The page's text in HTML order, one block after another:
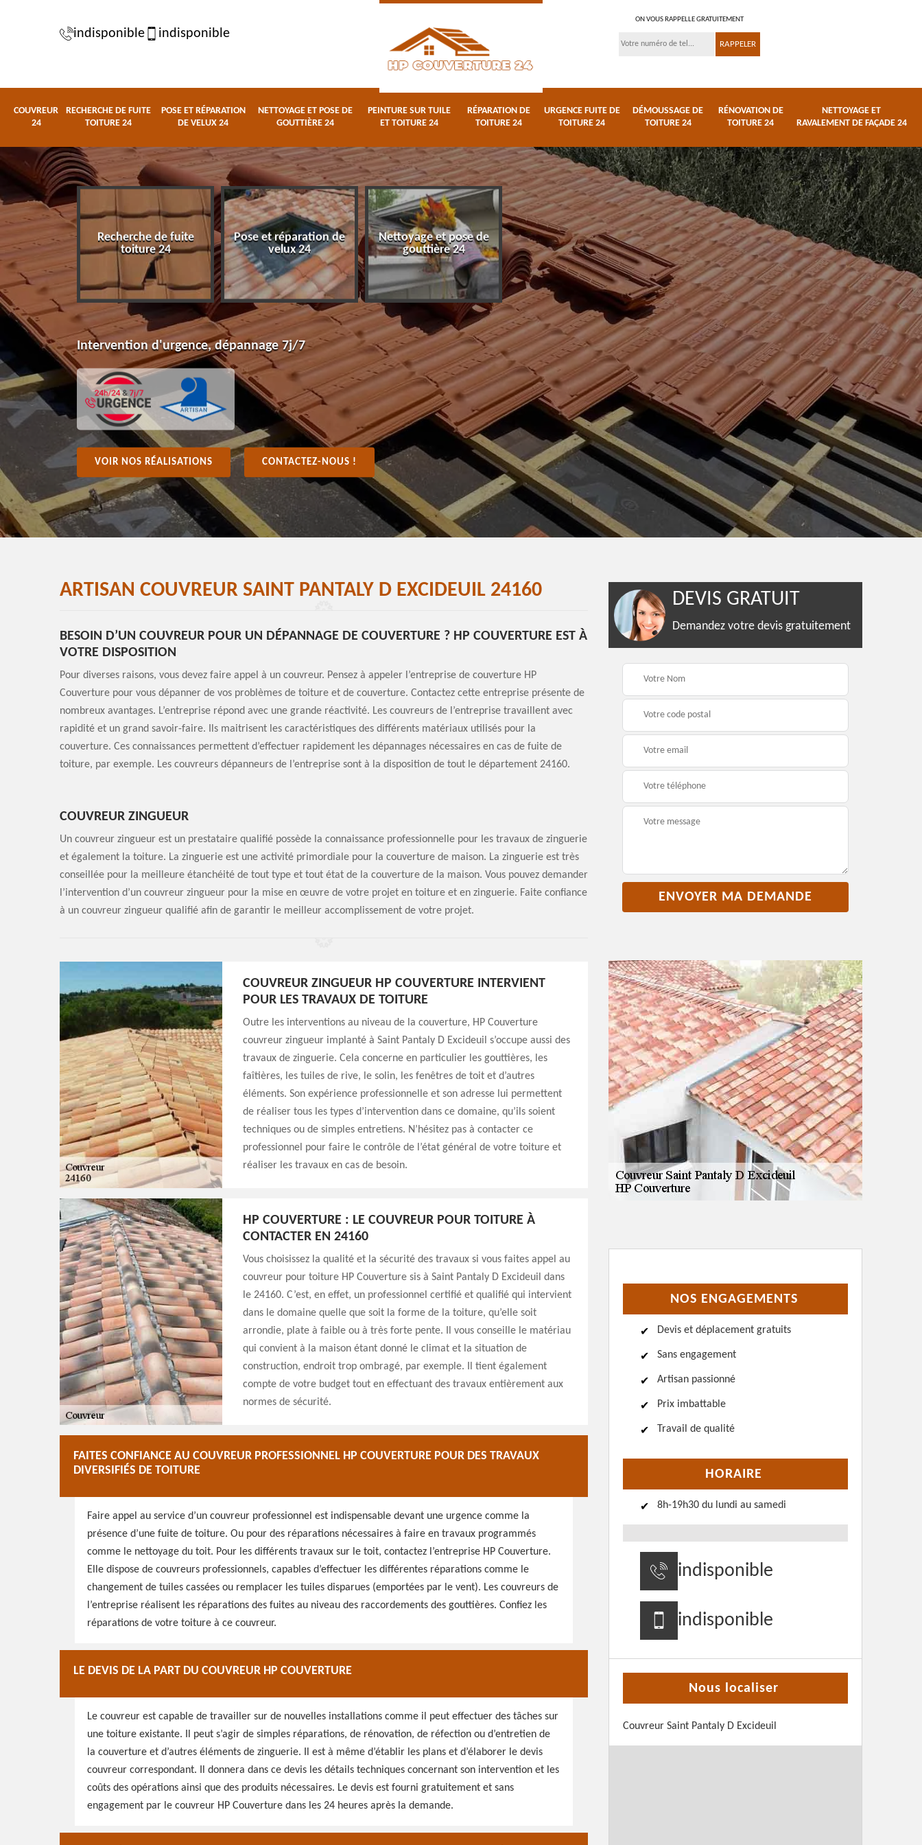
indisponible indisponible
ON VOUS RAPPELLE GRATUITEMENT
COUVREUR
24
RECHERCHE DE FUITE
TOITURE 24
POSE ET RÉPARATION
DE VELUX 24
NETTOYAGE ET POSE DE
GOUTTIÈRE 24
PEINTURE SUR TUILE
ET TOITURE 24
RÉPARATION DE
TOITURE 24
URGENCE FUITE DE
TOITURE 24
DÉMOUSSAGE DE
TOITURE 24
RÉNOVATION DE
TOITURE 24
NETTOYAGE ET
RAVALEMENT DE FAÇADE 24
24
Recherche de fuite
toiture 24
Pose et réparation de
velux 24
Nettoyage et pose de
gouttière 24
Peinture sur tuile et
toiture 24
Réparation de toiture
24
Urgence fuite de
toiture 24
Intervention d'urgence, dépannage 7j/7
VOIR NOS RÉALISATIONS CONTACTEZ-NOUS !
ARTISAN COUVREUR SAINT PANTALY D EXCIDEUIL 24160
BESOIN D’UN COUVREUR POUR UN DÉPANNAGE DE COUVERTURE ? HP COUVERTURE EST À
VOTRE DISPOSITION
Pour diverses raisons, vous devez faire appel à un couvreur. Pensez à appeler l’entreprise de couverture HP
Couverture pour vous dépanner de vos problèmes de toiture et de couverture. Contactez cette entreprise présente de
nombreux avantages. L’entreprise répond avec une grande réactivité. Les couvreurs de l’entreprise travaillent avec
rapidité et un grand savoir-faire. Ils maitrisent les caractéristiques des différents matériaux utilisés pour la
couverture. Ces connaissances permettent d’effectuer rapidement les dépannages nécessaires en cas de fuite de
toiture, par exemple. Les couvreurs dépanneurs de l’entreprise sont à la disposition de tout le département 24160.
COUVREUR ZINGUEUR
Un couvreur zingueur est un prestataire qualifié possède la connaissance professionnelle pour les travaux de zinguerie
et également la toiture. La zinguerie est une activité primordiale pour la couverture de maison. La zinguerie est très
conseillée pour la meilleure étanchéité de tout type et tout état de la couverture de la maison. Vous pouvez demander
l’intervention d’un couvreur zingueur pour la mise en œuvre de votre projet en toiture et en zinguerie. Faite confiance
à un couvreur zingueur qualifié afin de garantir le meilleur accomplissement de votre projet.
COUVREUR ZINGUEUR HP COUVERTURE INTERVIENT
POUR LES TRAVAUX DE TOITURE
Outre les interventions au niveau de la couverture, HP Couverture
couvreur zingueur implanté à Saint Pantaly D Excideuil s’occupe aussi des
travaux de zinguerie. Cela concerne en particulier les gouttières, les
faîtières, les tuiles de rive, le solin, les fenêtres de toit et d’autres
éléments. Son expérience professionnelle et son adresse lui permettent
de réaliser tous les types d’intervention dans ce domaine, qu’ils soient
techniques ou de simples entretiens. N’hésitez pas à contacter ce
professionnel pour faire le contrôle de l’état général de votre toiture et
réaliser les travaux en cas de besoin.
HP COUVERTURE : LE COUVREUR POUR TOITURE À
CONTACTER EN 24160
Vous choisissez la qualité et la sécurité des travaux si vous faites appel au
couvreur pour toiture HP Couverture sis à Saint Pantaly D Excideuil dans
le 24160. C’est, en effet, un professionnel certifié et qualifié qui intervient
dans le domaine quelle que soit la forme de la toiture, qu’elle soit
arrondie, plate à faible ou à très forte pente. Il vous conseille le matériau
qui convient à la maison étant donné le climat et la situation de
construction, endroit trop ombragé, par exemple. Il tient également
compte de votre budget tout en effectuant des travaux entièrement aux
normes de sécurité.
FAITES CONFIANCE AU COUVREUR PROFESSIONNEL HP COUVERTURE POUR DES TRAVAUX
DIVERSIFIÉS DE TOITURE
Faire appel au service d’un couvreur professionnel est indispensable devant une urgence comme la
présence d’une fuite de toiture. Ou pour des réparations nécessaires à faire en travaux programmés
comme le nettoyage du toit. Pour les différents travaux sur le toit, contactez l’entreprise HP Couverture.
Elle dispose de couvreurs professionnels, capables d’effectuer les différentes réparations comme le
changement de tuiles cassées ou remplacer les tuiles disparues (emportées par le vent). Les couvreurs de
l’entreprise réalisent les réparations des fuites au niveau des raccordements des gouttières. Confiez les
réparations de votre toiture à ce couvreur.
LE DEVIS DE LA PART DU COUVREUR HP COUVERTURE
Le couvreur est capable de travailler sur de nouvelles installations comme il peut effectuer des tâches sur
une toiture existante. Il peut s’agir de simples réparations, de rénovation, de réfection ou d’entretien de
la couverture et d’autres éléments de zinguerie. Il est à même d’établir les plans et d’élaborer le devis
couvreur correspondant. Il donnera dans ce devis les détails techniques concernant son intervention et les
coûts des opérations ainsi que des produits nécessaires. Le devis est fourni gratuitement et sans
engagement par le couvreur HP Couverture dans les 24 heures après la demande.
DEVIS GRATUIT
Demandez votre devis gratuitement
NOS ENGAGEMENTS
Devis et déplacement gratuits
Sans engagement
Artisan passionné
Prix imbattable
Travail de qualité
HORAIRE
8h-19h30 du lundi au samedi
indisponible
indisponible
Nous localiser
Couvreur Saint Pantaly D Excideuil